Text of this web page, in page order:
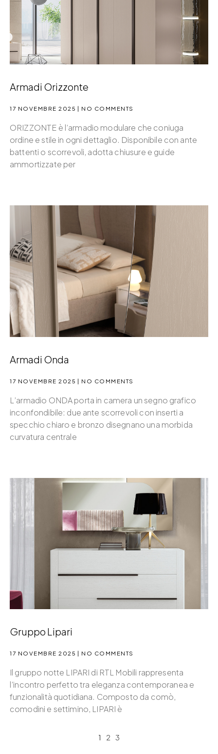
Armadi Orizzonte
17 NOVEMBRE 2025 NO COMMENTS
ORIZZONTE è l’armadio modulare che coniuga
ordine e stile in ogni dettaglio. Disponibile con ante
battenti o scorrevoli, adotta chiusure e guide
ammortizzate per
Armadi Onda
17 NOVEMBRE 2025 NO COMMENTS
L’armadio ONDA porta in camera un segno grafico
inconfondibile: due ante scorrevoli con inserti a
specchio chiaro e bronzo disegnano una morbida
curvatura centrale
Gruppo Lipari
17 NOVEMBRE 2025 NO COMMENTS
Il gruppo notte LIPARI di RTL Mobili rappresenta
l’incontro perfetto tra eleganza contemporanea e
funzionalità quotidiana. Composto da comò,
comodini e settimino, LIPARI è
1 2 3